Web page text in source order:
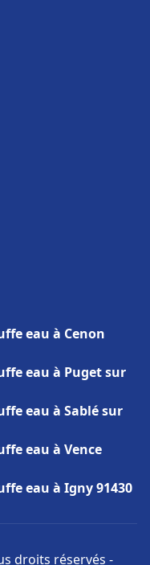
eau à Cenon
eau à Puget sur
eau à Sablé sur
eau à Vence
eau à Igny 91430
droits réservés -